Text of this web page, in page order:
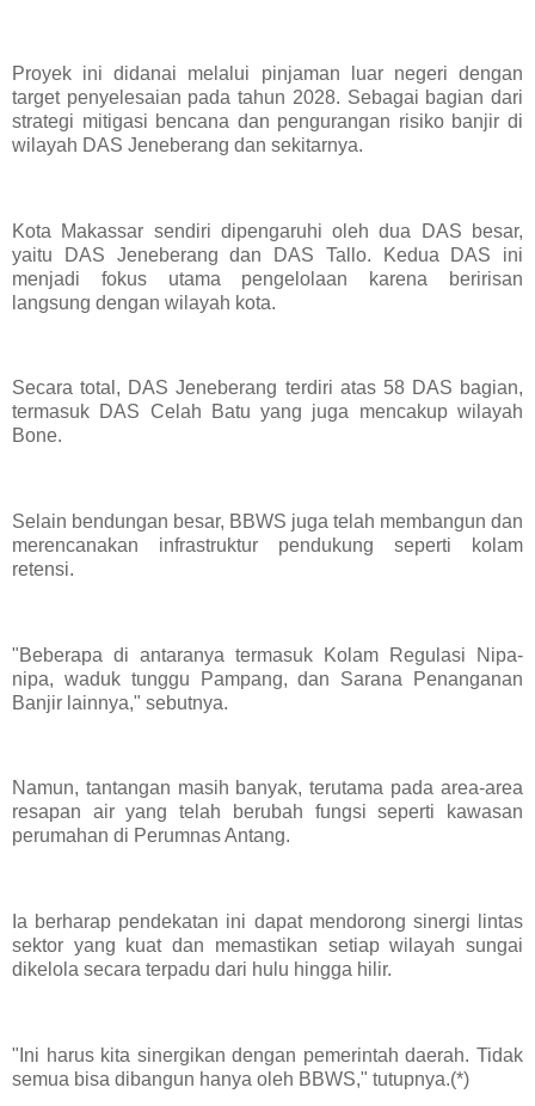
Proyek ini didanai melalui pinjaman luar negeri dengan
target penyelesaian pada tahun 2028. Sebagai bagian dari
strategi mitigasi bencana dan pengurangan risiko banjir di
wilayah DAS Jeneberang dan sekitarnya.
Kota Makassar sendiri dipengaruhi oleh dua DAS besar,
yaitu DAS Jeneberang dan DAS Tallo. Kedua DAS ini
menjadi fokus utama pengelolaan karena beririsan
langsung dengan wilayah kota.
Secara total, DAS Jeneberang terdiri atas 58 DAS bagian,
termasuk DAS Celah Batu yang juga mencakup wilayah
Bone.
Selain bendungan besar, BBWS juga telah membangun dan
merencanakan infrastruktur pendukung seperti kolam
retensi.
"Beberapa di antaranya termasuk Kolam Regulasi Nipa-
nipa, waduk tunggu Pampang, dan Sarana Penanganan
Banjir lainnya," sebutnya.
Namun, tantangan masih banyak, terutama pada area-area
resapan air yang telah berubah fungsi seperti kawasan
perumahan di Perumnas Antang.
Ia berharap pendekatan ini dapat mendorong sinergi lintas
sektor yang kuat dan memastikan setiap wilayah sungai
dikelola secara terpadu dari hulu hingga hilir.
"Ini harus kita sinergikan dengan pemerintah daerah. Tidak
semua bisa dibangun hanya oleh BBWS," tutupnya.(*)